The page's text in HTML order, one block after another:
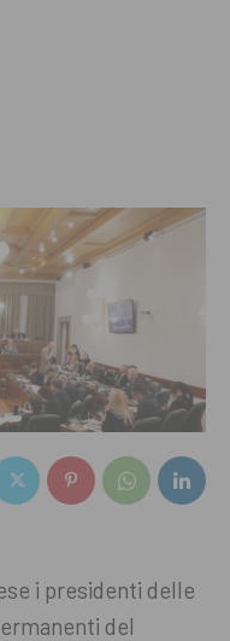
i presidenti delle
del